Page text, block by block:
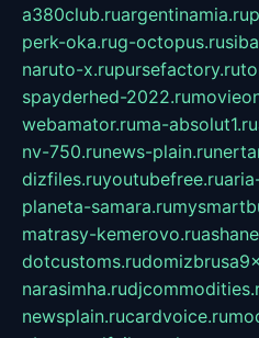
a380club.ruargentinamia.ru
perk-oka.rug-octopus.ru
naruto-x.rupursefactory.ru
spayderhed-2022.ru
webamator.ruma-absolut1.ru
nv-750.runews-plain.ru
dizfiles.ruyoutubefree.ru
planeta-samara.ru
matrasy-kemerovo.ru
dotcustoms.ru
narasimha.ru
newsplain.rucardvoice.ru